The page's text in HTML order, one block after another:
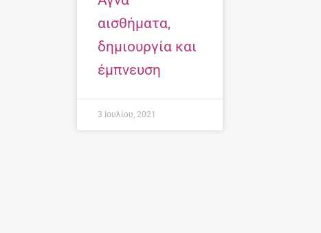
αισθήματα,
δημιουργία και
έμπνευση
3 Ιουλίου, 2021